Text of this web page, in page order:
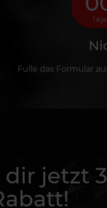
Tage
Fülle das Formular
dir jetzt